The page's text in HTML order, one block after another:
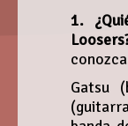
1.
Gatsu